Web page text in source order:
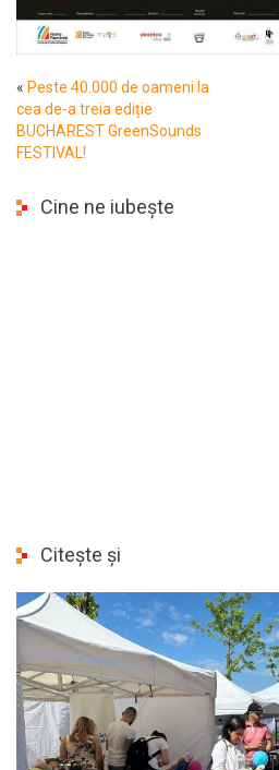
« Peste 40.000 de oameni la
cea de-a treia ediție
BUCHAREST GreenSounds
FESTIVAL!
Cine ne iubește
Citește și